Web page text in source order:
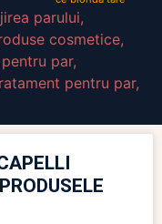
parului,
cosmetice,
par,
pentru par,